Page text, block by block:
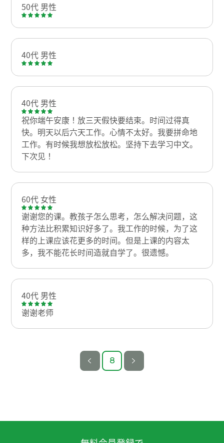
50代 男性
40代 男性
40代 男性
祝你端午安康！放三天假快要结束。时间过得真
快。明天以后六天工作。心情不太好。我要拼命地
工作。有时候我想放松放松。坚持下去学习中文。
下次见！
60代 女性
谢谢您的课。教孩子怎么思考，怎么解决问题，这
种方法比积累知识好多了。我工作的时候，为了这
样的上课应该花更多的时间。但是上课的内容太
多，我不能花长时间造就自学了。很遗憾。
40代 男性
谢谢老师
8